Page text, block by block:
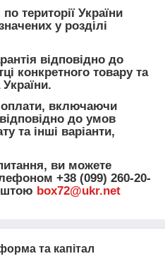
території України
у розділі
відповідно до
конкретного товару та
оплати, включаючи
до умов
та інші варіанти,
ви можете
+38 (099) 260-20-
box72@ukr.net
та капітал